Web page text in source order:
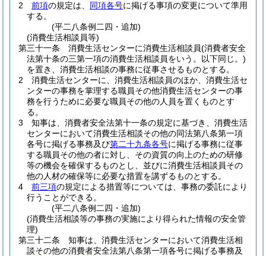
2
前項の規定は、 同項各号に掲げる事項の変更について準用
する。
(平二八条例二四・追加)
(消費生活相談員等)
第三十一条
消費生活センターに消費生活相談員(消費者安全
法第十条の三第一項の消費生活相談員をいう。以下同じ。)
を置き、消費生活相談の事務に従事させるものとする。
2
消費生活センターに、消費生活相談員のほか、消費生活セ
ンターの事務を掌理する職員その他消費生活センターの事
務を行うために必要な職員その他の人員を置くものとす
る。
3
知事は、消費者安全法第十一条の規定に基づき、消費生活
センターにおいて消費生活相談その他の同法第八条第一項
各号に掲げる事務及び第二十九条各号に掲げる事務に従事
する職員その他の者に対し、その資質の向上のための研修
等の機会を確保するものとし、並びに消費生活相談員その
他の人材の確保等に必要な措置を講ずるものとする。
4
前三項の規定による措置等については、事務の委託により
行うことができる。
(平二八条例二四・追加)
(消費生活相談等の事務の実施により得られた情報の安全管
理)
第三十二条
知事は、消費生活センターにおいて消費生活相
談その他の消費者安全法第八条第一項各号に掲げる事務及